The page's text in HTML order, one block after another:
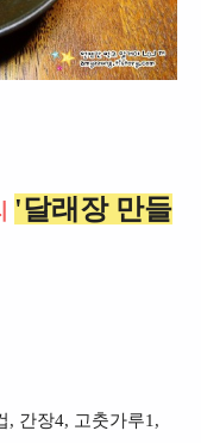
'달래장 만들
, 간장4, 고춧가루1,